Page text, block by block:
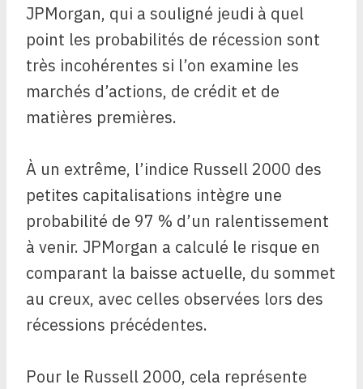
JPMorgan, qui a souligné jeudi à quel
point les probabilités de récession sont
très incohérentes si l’on examine les
marchés d’actions, de crédit et de
matières premières.
À un extrême, l’indice Russell 2000 des
petites capitalisations intègre une
probabilité de 97 % d’un ralentissement
à venir. JPMorgan a calculé le risque en
comparant la baisse actuelle, du sommet
au creux, avec celles observées lors des
récessions précédentes.
Pour le Russell 2000, cela représente